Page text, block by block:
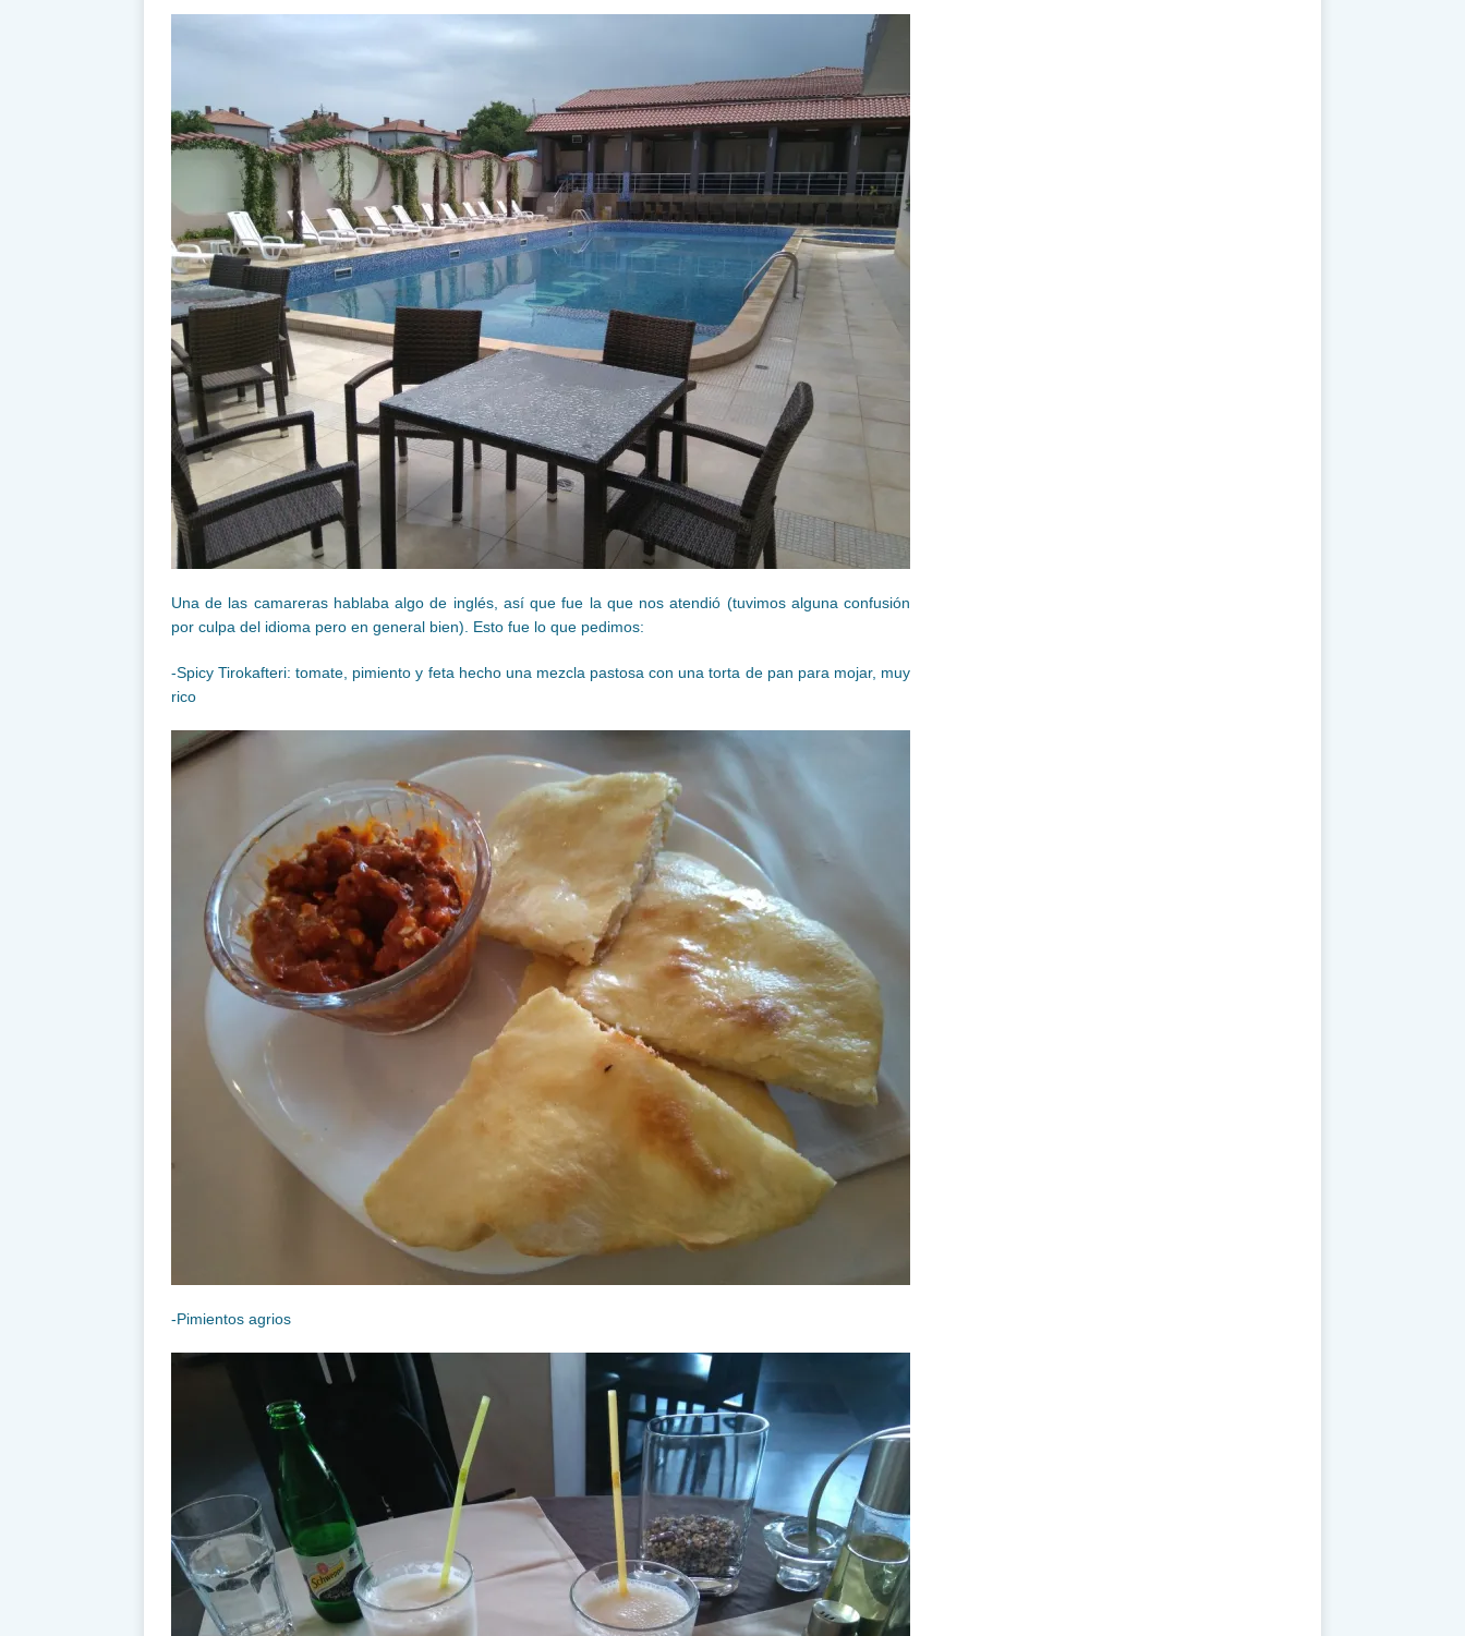
Una de las camareras hablaba algo de inglés, así que fue la que nos atendió (tuvimos alguna confusión
por culpa del idioma pero en general bien). Esto fue lo que pedimos:
-Spicy Tirokafteri: tomate, pimiento y feta hecho una mezcla pastosa con una torta de pan para mojar, muy
rico
-Pimientos agrios